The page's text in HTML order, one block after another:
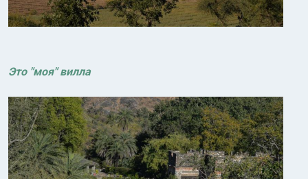
Это "моя" вилла